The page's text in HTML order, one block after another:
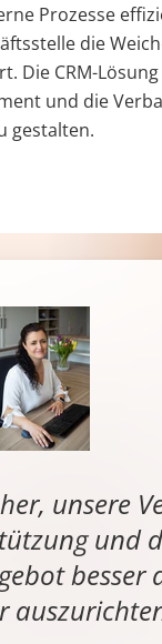
Prozesse
die
Die CRM-
und die
gestalten.
unsere
und
besser